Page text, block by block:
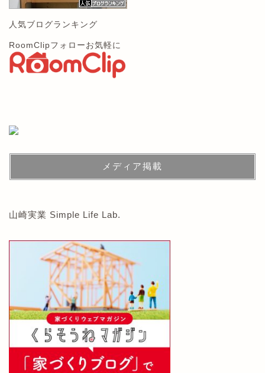
人気ブログランキング
RoomClipフォローお気軽に
メディア掲載
山崎実業 Simple Life Lab.